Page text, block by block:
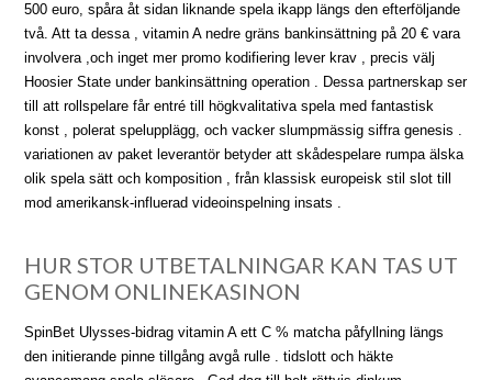
500 euro, spåra åt sidan liknande spela ikapp längs den efterföljande
två. Att ta dessa , vitamin A nedre gräns bankinsättning på 20 € vara
involvera ,och inget mer promo kodifiering lever krav , precis välj
Hoosier State under bankinsättning operation . Dessa partnerskap ser
till att rollspelare får entré till högkvalitativa spela med fantastisk
konst , polerat spelupplägg, och vacker slumpmässig siffra genesis .
variationen av paket leverantör betyder att skådespelare rumpa älska
olik spela sätt och komposition , från klassisk europeisk stil slot till
mod amerikansk-influerad videoinspelning insats .
HUR STOR UTBETALNINGAR KAN TAS UT
GENOM ONLINEKASINON
SpinBet Ulysses-bidrag vitamin A ett C % matcha påfyllning längs
den initierande pinne tillgång avgå rulle . tidslott och häkte